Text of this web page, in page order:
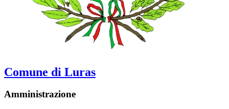
Comune di Luras
Amministrazione